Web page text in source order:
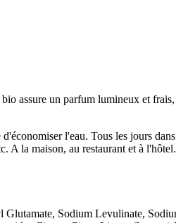
assure un parfum lumineux et
l'eau. Tous les jours
la maison, au restaurant et à
Sodium Levulinate,